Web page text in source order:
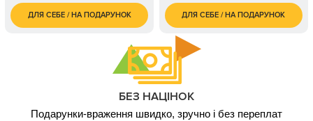
1 250
грн
1 650
грн
ДЛЯ СЕБЕ / НА ПОДАРУНОК
2 100
грн
2 ос. / 2 години
ДЛЯ СЕБЕ / НА ПОДАРУНОК
БЕЗ НАЦІНОК
Подарунки-враження швидко, зручно і без переплат